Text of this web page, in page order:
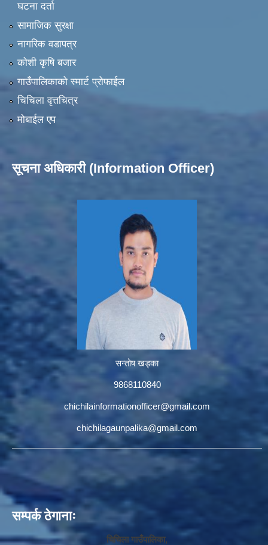
घटना दर्ता
सामाजिक सुरक्षा
नागरिक वडापत्र
कोशी कृषि बजार
गाउँपालिकाको स्मार्ट प्रोफाईल
चिचिला वृत्तचित्र
मोबाईल एप
सूचना अधिकारी (Information Officer)
सन्तोष खड्का
9868110840
chichilainformationofficer@gmail.com
chichilagaunpalika@gmail.com
सम्पर्क ठेगानाः
चिचिला गाउँपालिका,